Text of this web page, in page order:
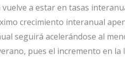
vuelve a estar en tasas
crecimiento interanual
seguirá acelerándose al
pues el incremento en